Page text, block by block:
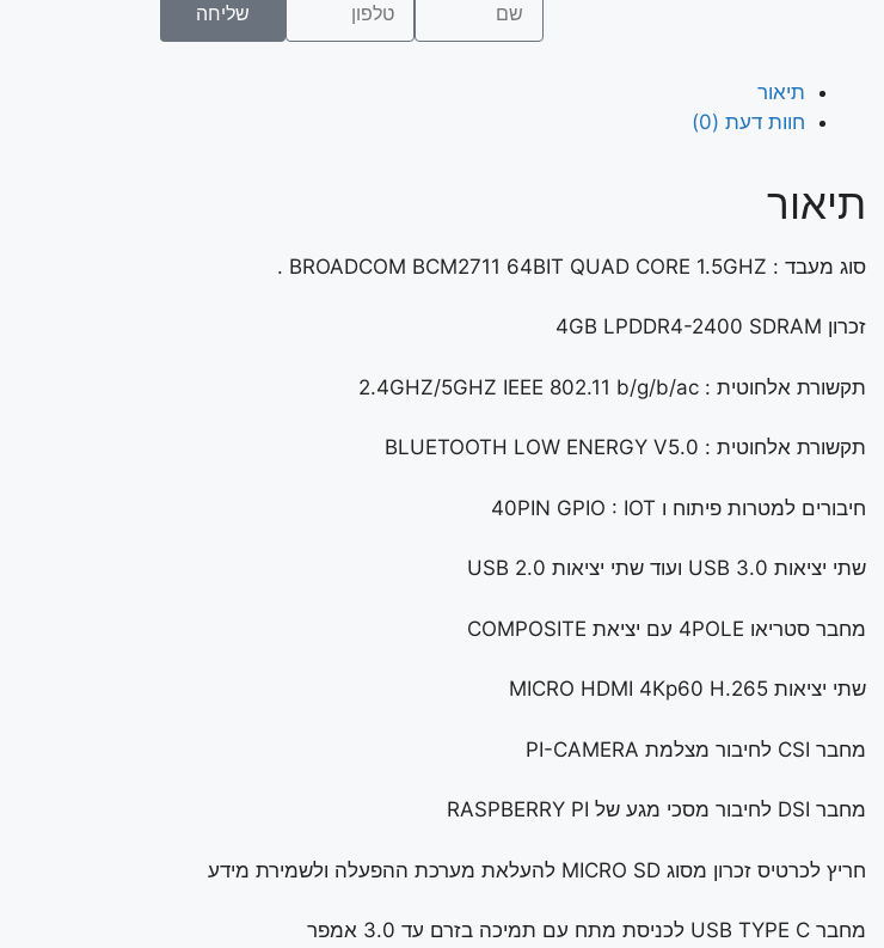
שליחה
תיאור
חוות דעת (0)
תיאור
סוג מעבד : BROADCOM BCM2711 64BIT QUAD CORE 1.5GHZ .
זכרון 4GB LPDDR4-2400 SDRAM
תקשורת אלחוטית : 2.4GHZ/5GHZ IEEE 802.11 b/g/b/ac
תקשורת אלחוטית : BLUETOOTH LOW ENERGY V5.0
חיבורים למטרות פיתוח ו 40PIN GPIO : IOT
שתי יציאות USB 3.0 ועוד שתי יציאות USB 2.0
מחבר סטריאו 4POLE עם יציאת COMPOSITE
שתי יציאות MICRO HDMI 4Kp60 H.265
מחבר CSI לחיבור מצלמת PI-CAMERA
מחבר DSI לחיבור מסכי מגע של RASPBERRY PI
חריץ לכרטיס זכרון מסוג MICRO SD להעלאת מערכת ההפעלה ולשמירת מידע
מחבר USB TYPE C לכניסת מתח עם תמיכה בזרם עד 3.0 אמפר